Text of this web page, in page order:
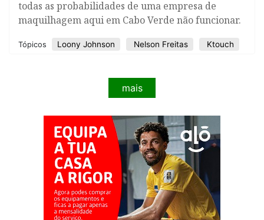
todas as probabilidades de uma empresa de
maquilhagem aqui em Cabo Verde não funcionar.
Tópicos Loony Johnson Nelson Freitas Ktouch
mais